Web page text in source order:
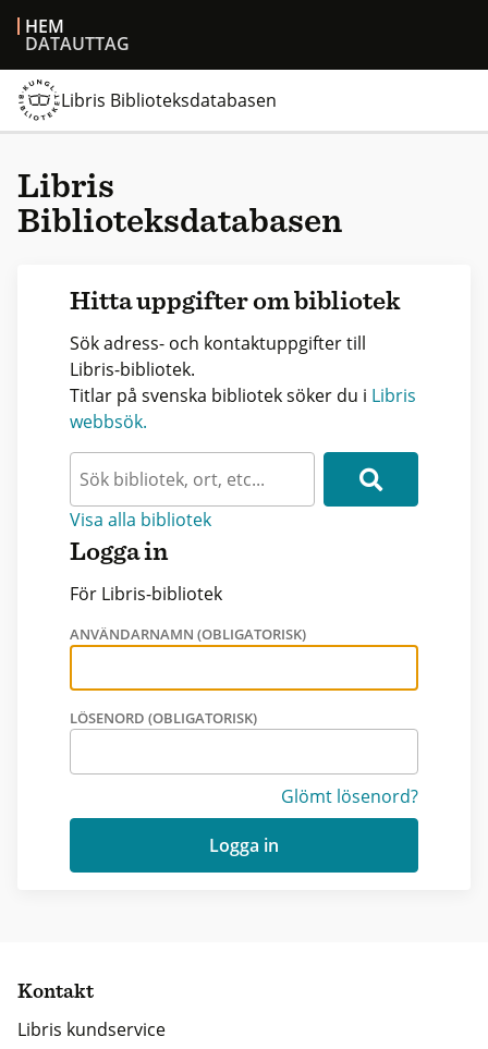
HEM
DATAUTTAG
Libris Biblioteksdatabasen
Libris
Biblioteksdatabasen
Hitta uppgifter om bibliotek
Sök adress- och kontaktuppgifter till
Libris-bibliotek.
Titlar på svenska bibliotek söker du i Libris
webbsök.
Visa alla bibliotek
Logga in
För Libris-bibliotek
ANVÄNDARNAMN (OBLIGATORISK)
LÖSENORD (OBLIGATORISK)
Glömt lösenord?
Logga in
Kontakt
Libris kundservice